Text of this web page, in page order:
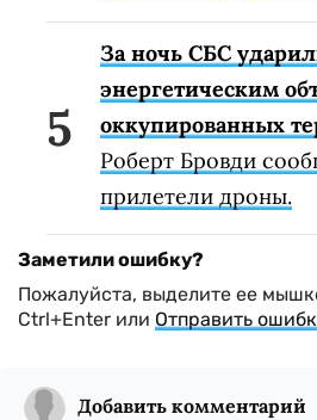
За ночь СБС
энергетическим
оккупированных
Роберт Бровди
прилетели дроны.
Заметили ошибку?
Пожалуйста, выделите ее
Ctrl+Enter или Отправить
Добавить комментарий